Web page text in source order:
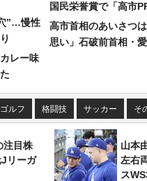
”…慢性
レー味
国民栄誉賞で「高市
高市首相のあいさつ
思い」石破前首相・
ゴルフ 格闘技 サッカー そ
注目株
リーガ
山本
左右
ス